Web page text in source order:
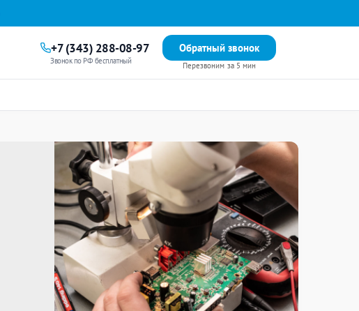
+7 (343) 288-08-97
Звонок по РФ бесплатный
Обратный звонок
Перезвоним за 5 мин